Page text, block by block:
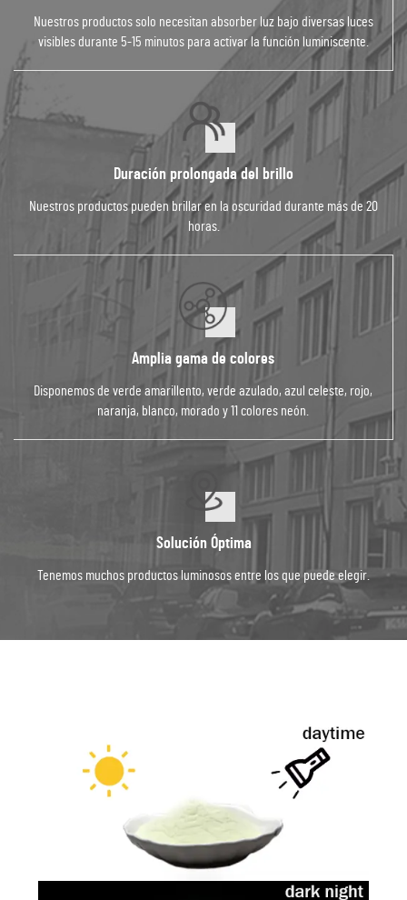
Nuestros productos solo necesitan absorber luz bajo diversas luces
visibles durante 5-15 minutos para activar la función luminiscente.
Duración prolongada del brillo
Nuestros productos pueden brillar en la oscuridad durante más de 20
horas.
Amplia gama de colores
Disponemos de verde amarillento, verde azulado, azul celeste, rojo,
naranja, blanco, morado y 11 colores neón.
Solución Óptima
Tenemos muchos productos luminosos entre los que puede elegir.